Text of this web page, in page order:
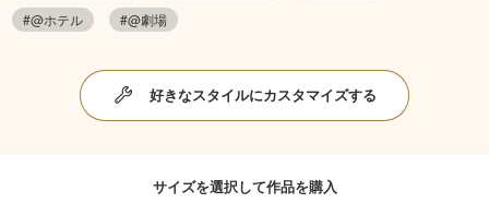
#@ホテル
#@劇場
好きなスタイルにカスタマイズする
サイズを選択して作品を購入